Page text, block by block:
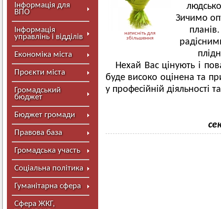
Інформація для
ВПО
Інформація
управлінь і відділів
Економіка міста
Проєкти міста
Громадський
бюджет
Бюджет громади
Правова база
Громадська участь
Соціальна політика
Гуманітарна сфера
Сфера ЖКГ,
натисніть для
збільшення
Зичимо
Нехай Вас цінують і
буде високо оцінена та
у професійній діяльності